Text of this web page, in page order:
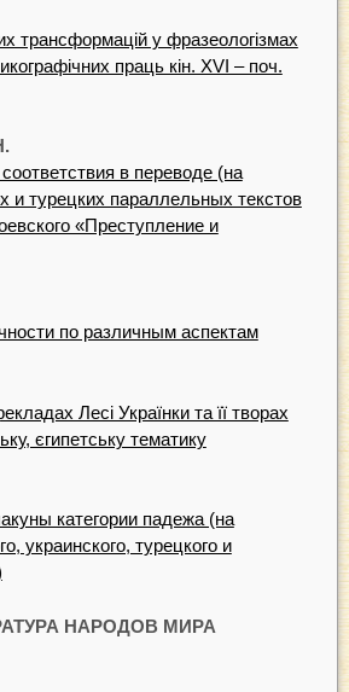
трансформацій у фразеологізмах
праць кін. ХVІ – поч.
в переводе (на
и турецких параллельных текстов
«Преступление и
по различным аспектам
Лесі Українки та її творах
єгипетську тематику
категории падежа (на
украинского, турецкого и
НАРОДОВ МИРА